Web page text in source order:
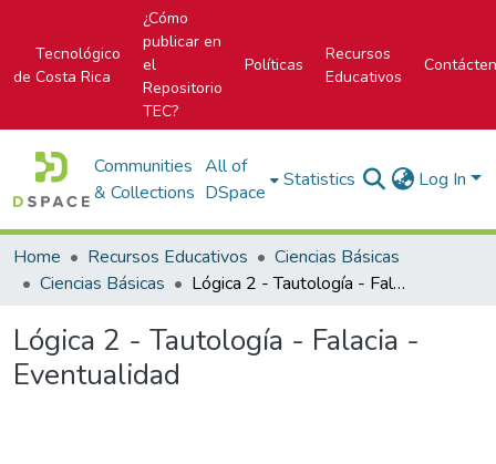
Tecnológico
de Costa Rica
¿Cómo
publicar en
el
Repositorio
TEC?
Políticas
Recursos
Educativos
Communities
& Collections
All of
DSpace
Statistics Log In
Home Recursos Educativos
Ciencias Básicas
Ciencias Básicas
Lógica 2 - Tautología - Falacia - Eventualidad
Lógica 2 - Tautología - Falacia -
Eventualidad